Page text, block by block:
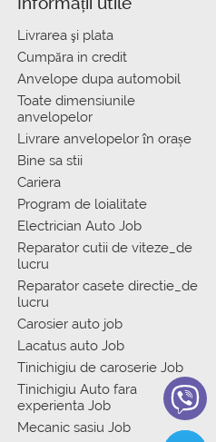
Livrarea şi plata
Сumpăra in credit
Anvelope dupa automobil
Toate dimensiunile
anvelopelor
Livrare anvelopelor în orașe
Bine sa stii
Cariera
Program de loialitate
Electrician Auto Job
Reparator cutii de viteze_de
lucru
Reparator casete directie_de
lucru
Carosier auto job
Lacatus auto Job
Tinichigiu de caroserie Job
Tinichigiu Auto fara
experienta Job
Mecanic sasiu Job